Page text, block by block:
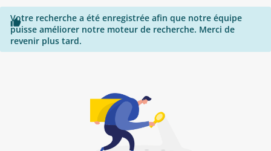

Votre recherche a été enregistrée afin que notre équipe
puisse améliorer notre moteur de recherche. Merci de
revenir plus tard.